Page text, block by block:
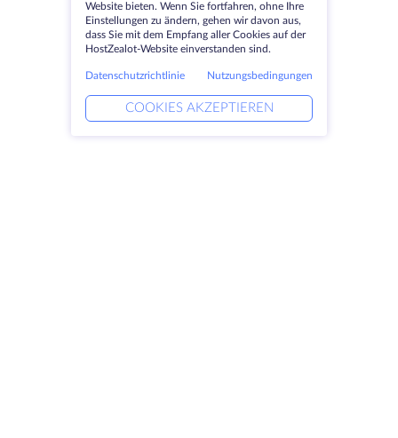
Website bieten. Wenn Sie fortfahren, ohne Ihre
Einstellungen zu ändern, gehen wir davon aus,
dass Sie mit dem Empfang aller Cookies auf der
HostZealot-Website einverstanden sind.
Datenschutzrichtlinie Nutzungsbedingungen
COOKIES AKZEPTIEREN